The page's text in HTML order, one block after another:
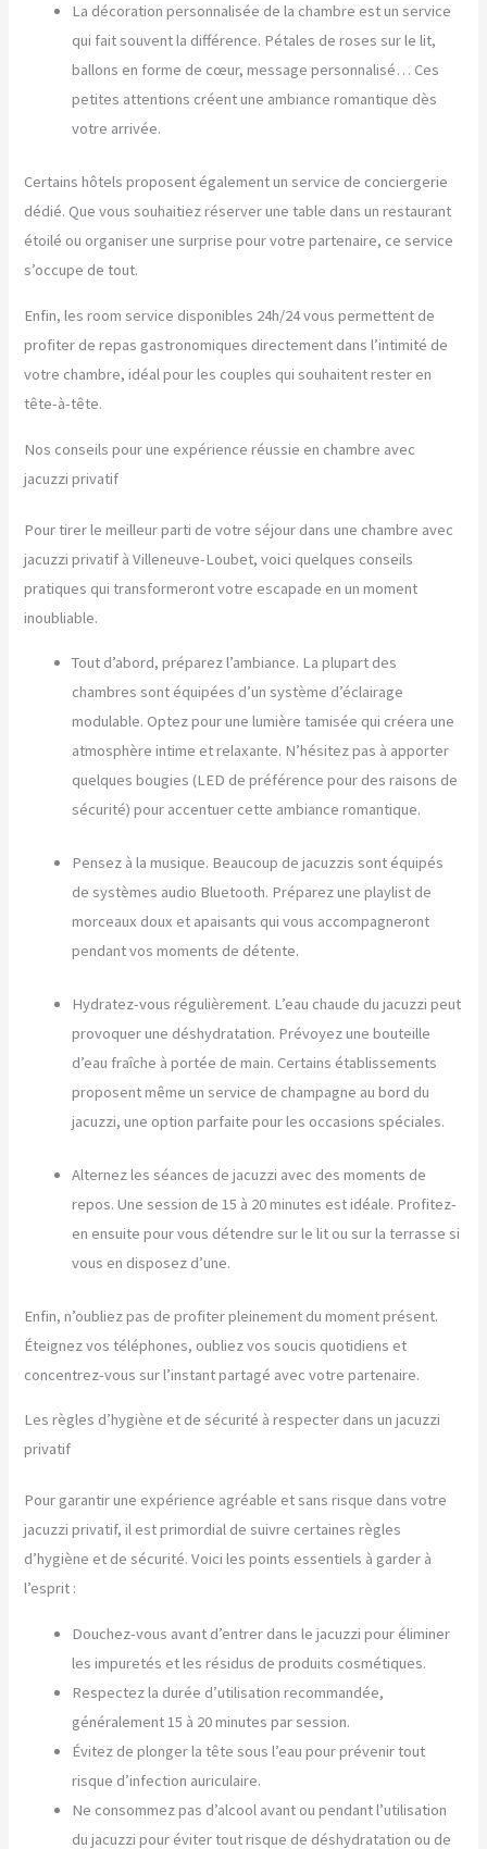
La décoration personnalisée de la chambre est un service
qui fait souvent la différence. Pétales de roses sur le lit,
ballons en forme de cœur, message personnalisé… Ces
petites attentions créent une ambiance romantique dès
votre arrivée.
Certains hôtels proposent également un service de conciergerie
dédié. Que vous souhaitiez réserver une table dans un restaurant
étoilé ou organiser une surprise pour votre partenaire, ce service
s’occupe de tout.
Enfin, les room service disponibles 24h/24 vous permettent de
profiter de repas gastronomiques directement dans l’intimité de
votre chambre, idéal pour les couples qui souhaitent rester en
tête-à-tête.
Nos conseils pour une expérience réussie en chambre avec
jacuzzi privatif
Pour tirer le meilleur parti de votre séjour dans une chambre avec
jacuzzi privatif à Villeneuve-Loubet, voici quelques conseils
pratiques qui transformeront votre escapade en un moment
inoubliable.
Tout d’abord, préparez l’ambiance. La plupart des
chambres sont équipées d’un système d’éclairage
modulable. Optez pour une lumière tamisée qui créera une
atmosphère intime et relaxante. N’hésitez pas à apporter
quelques bougies (LED de préférence pour des raisons de
sécurité) pour accentuer cette ambiance romantique.
Pensez à la musique. Beaucoup de jacuzzis sont équipés
de systèmes audio Bluetooth. Préparez une playlist de
morceaux doux et apaisants qui vous accompagneront
pendant vos moments de détente.
Hydratez-vous régulièrement. L’eau chaude du jacuzzi peut
provoquer une déshydratation. Prévoyez une bouteille
d’eau fraîche à portée de main. Certains établissements
proposent même un service de champagne au bord du
jacuzzi, une option parfaite pour les occasions spéciales.
Alternez les séances de jacuzzi avec des moments de
repos. Une session de 15 à 20 minutes est idéale. Profitez-
en ensuite pour vous détendre sur le lit ou sur la terrasse si
vous en disposez d’une.
Enfin, n’oubliez pas de profiter pleinement du moment présent.
Éteignez vos téléphones, oubliez vos soucis quotidiens et
concentrez-vous sur l’instant partagé avec votre partenaire.
Les règles d’hygiène et de sécurité à respecter dans un jacuzzi
privatif
Pour garantir une expérience agréable et sans risque dans votre
jacuzzi privatif, il est primordial de suivre certaines règles
d’hygiène et de sécurité. Voici les points essentiels à garder à
l’esprit :
Douchez-vous avant d’entrer dans le jacuzzi pour éliminer
les impuretés et les résidus de produits cosmétiques.
Respectez la durée d’utilisation recommandée,
généralement 15 à 20 minutes par session.
Évitez de plonger la tête sous l’eau pour prévenir tout
risque d’infection auriculaire.
Ne consommez pas d’alcool avant ou pendant l’utilisation
du jacuzzi pour éviter tout risque de déshydratation ou de